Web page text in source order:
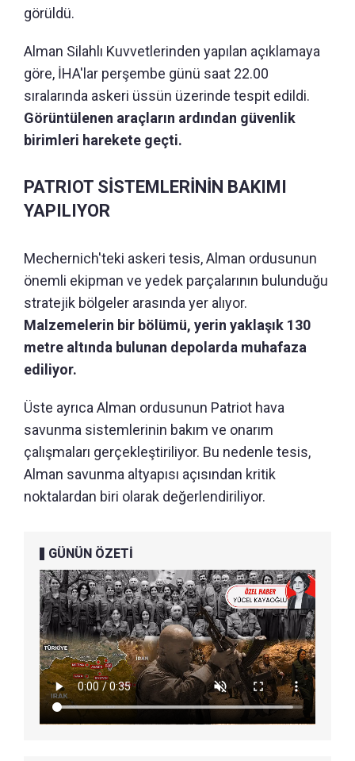
görüldü.
Alman Silahlı Kuvvetlerinden yapılan açıklamaya
göre, İHA'lar perşembe günü saat 22.00
sıralarında askeri üssün üzerinde tespit edildi.
Görüntülenen araçların ardından güvenlik
birimleri harekete geçti.
PATRIOT SİSTEMLERİNİN BAKIMI
YAPILIYOR
Mechernich'teki askeri tesis, Alman ordusunun
önemli ekipman ve yedek parçalarının bulunduğu
stratejik bölgeler arasında yer alıyor.
Malzemelerin bir bölümü, yerin yaklaşık 130
metre altında bulunan depolarda muhafaza
ediliyor.
Üste ayrıca Alman ordusunun Patriot hava
savunma sistemlerinin bakım ve onarım
çalışmaları gerçekleştiriliyor. Bu nedenle tesis,
Alman savunma altyapısı açısından kritik
noktalardan biri olarak değerlendiriliyor.
GÜNÜN ÖZETİ